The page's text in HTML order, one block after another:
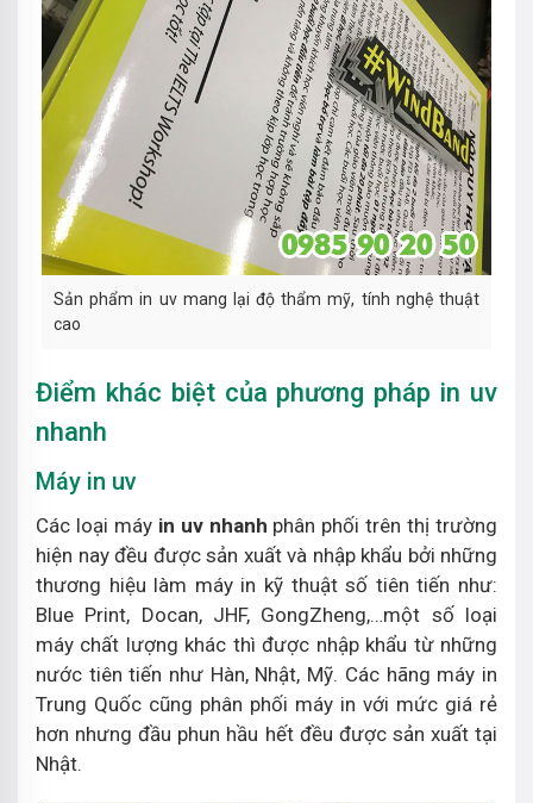
Sản phẩm in uv mang lại độ thẩm mỹ, tính nghệ thuật
cao
Điểm khác biệt của phương pháp in uv
nhanh
Máy in uv
Các loại máy in uv nhanh phân phối trên thị trường
hiện nay đều được sản xuất và nhập khẩu bởi những
thương hiệu làm máy in kỹ thuật số tiên tiến như:
Blue Print, Docan, JHF, GongZheng,…một số loại
máy chất lượng khác thì được nhập khẩu từ những
nước tiên tiến như Hàn, Nhật, Mỹ. Các hãng máy in
Trung Quốc cũng phân phối máy in với mức giá rẻ
hơn nhưng đầu phun hầu hết đều được sản xuất tại
Nhật.